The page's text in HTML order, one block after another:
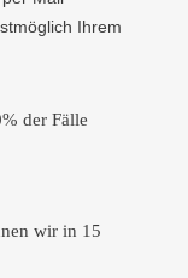
Ihrem
der Fälle
wir in 15